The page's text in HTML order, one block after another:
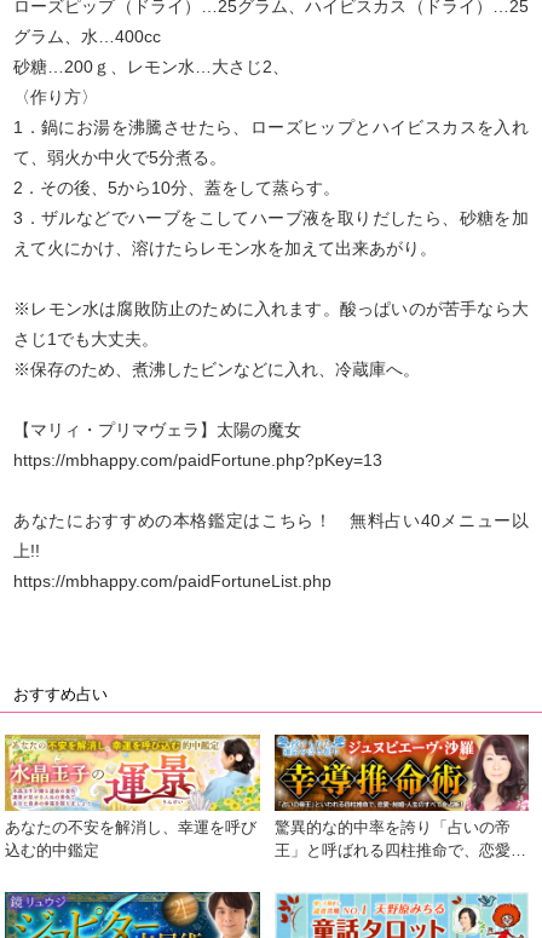
ローズピップ（ドライ）…25グラム、ハイビスカス（ドライ）…25
グラム、水…400cc
砂糖…200ｇ、レモン水…大さじ2、
〈作り方〉
1．鍋にお湯を沸騰させたら、ローズヒップとハイビスカスを入れ
て、弱火か中火で5分煮る。
2．その後、5から10分、蓋をして蒸らす。
3．ザルなどでハーブをこしてハーブ液を取りだしたら、砂糖を加
えて火にかけ、溶けたらレモン水を加えて出来あがり。
※レモン水は腐敗防止のために入れます。酸っぱいのが苦手なら大
さじ1でも大丈夫。
※保存のため、煮沸したビンなどに入れ、冷蔵庫へ。
【マリィ・プリマヴェラ】太陽の魔女
https://mbhappy.com/paidFortune.php?pKey=13
あなたにおすすめの本格鑑定はこちら！ 無料占い40メニュー以
上!!
https://mbhappy.com/paidFortuneList.php
おすすめ占い
あなたの不安を解消し、幸運を呼び
込む的中鑑定
驚異的な的中率を誇り「占いの帝
王」と呼ばれる四柱推命で、恋愛・